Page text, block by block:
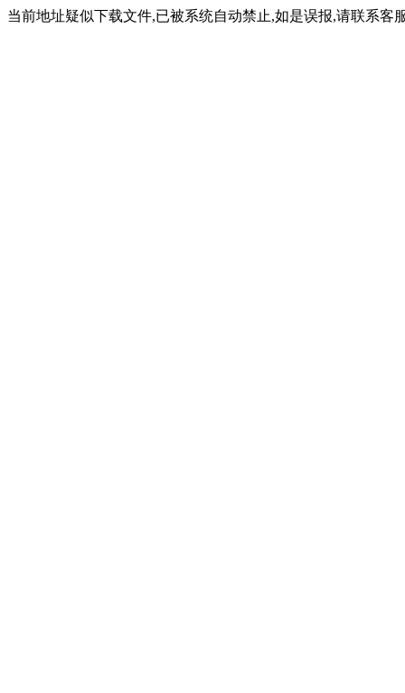
当前地址疑似下载文件,已被系统自动禁止,如是误报,请联系客